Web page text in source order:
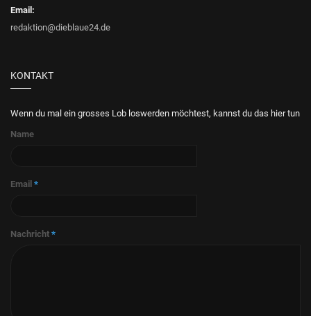
Email:
redaktion@dieblaue24.de
KONTAKT
Wenn du mal ein grosses Lob loswerden möchtest, kannst du das hier tun
Name
Email *
Nachricht *